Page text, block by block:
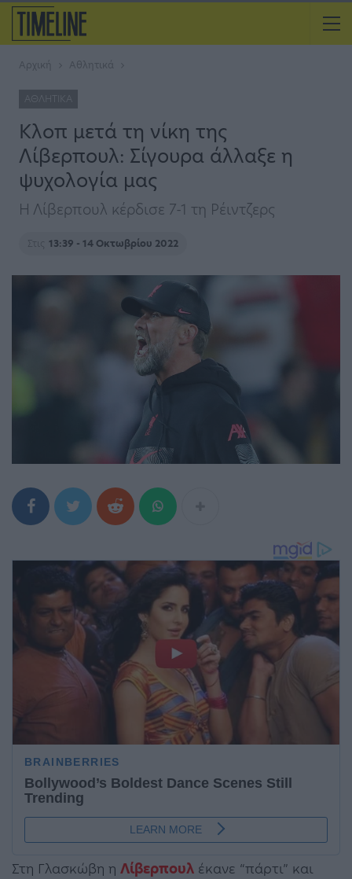
Αρχική Αθλητικά
ΑΘΛΗΤΙΚΆ
Κλοπ μετά τη νίκη της
Λίβερπουλ: Σίγουρα άλλαξε η
ψυχολογία μας
Η Λίβερπουλ κέρδισε 7-1 τη Ρέιντζερς
Στις 13:39 - 14 Οκτωβρίου 2022
Στη Γλασκώβη η Λίβερπουλ έκανε “πάρτι” και